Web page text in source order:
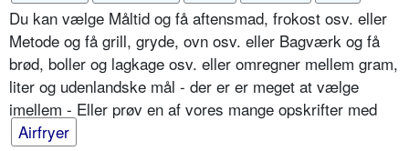
Du kan vælge Måltid og få aftensmad, frokost osv. eller
Metode og få grill, gryde, ovn osv. eller Bagværk og få
brød, boller og lagkage osv. eller omregner mellem gram,
liter og udenlandske mål - der er er meget at vælge
imellem - Eller prøv en af vores mange opskrifter med
Airfryer